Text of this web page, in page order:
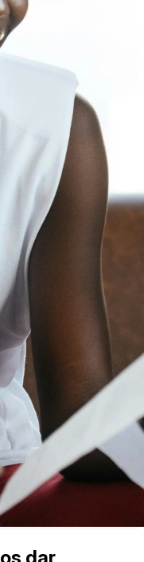
dias.
quando seu
segurança de nível